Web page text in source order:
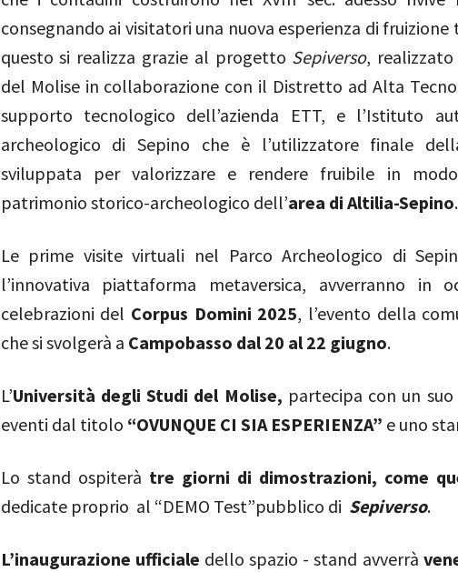
consegnando ai visitatori una nuova esperienza di
questo si realizza grazie al progetto Sepiverso, realizzato
del Molise in collaborazione con il Distretto ad Alta
supporto tecnologico dell’azienda ETT, e l’Istituto
archeologico di Sepino che è l’utilizzatore finale
sviluppata per valorizzare e rendere fruibile in
patrimonio storico-archeologico dell’area di Altilia-Sepino.
Le prime visite virtuali nel Parco Archeologico di
l’innovativa piattaforma metaversica, avverranno in
celebrazioni del Corpus Domini 2025, l’evento della
che si svolgerà a Campobasso dal 20 al 22 giugno.
L’Università degli Studi del Molise, partecipa con un
eventi dal titolo “OVUNQUE CI SIA ESPERIENZA” e uno
Lo stand ospiterà tre giorni di dimostrazioni, come
dedicate proprio al “DEMO Test”pubblico di Sepiverso.
L’inaugurazione ufficiale dello spazio - stand avverrà